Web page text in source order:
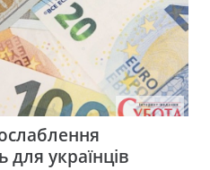
українців